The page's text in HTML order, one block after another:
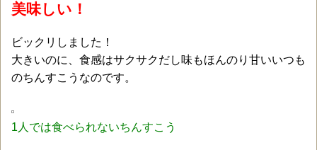
美味しい！
ビックリしました！
大きいのに、食感はサクサクだし味もほんのり甘いいつも
のちんすこうなのです。
1人では食べられないちんすこう